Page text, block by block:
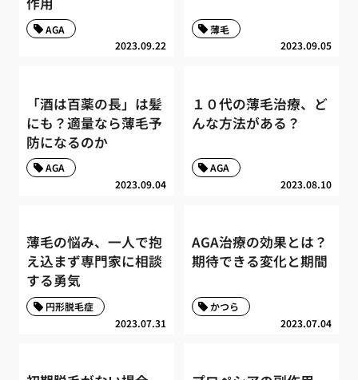
2023.09.22
AGA
2023.09.05
薄毛
「酒は百薬の長」は髪
にも？適量なら薄毛予
防になるのか
2023.09.04
AGA
１０代の薄毛治療、ど
んな方法がある？
2023.08.10
AGA
薄毛の悩み、一人で抱
え込まず専門家に相談
する勇気
2023.07.31
円形脱毛症
AGA治療の効果とは？
期待できる変化と期間
2023.07.04
かつら